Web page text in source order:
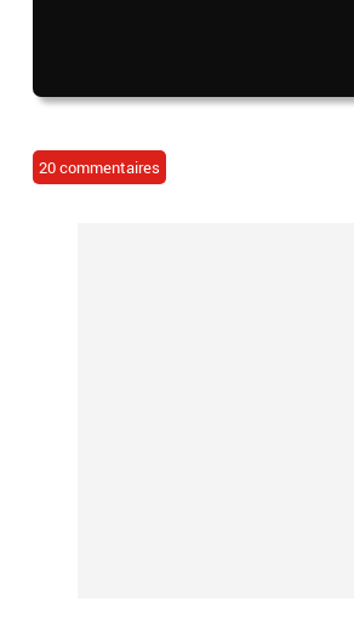
20 commentaires